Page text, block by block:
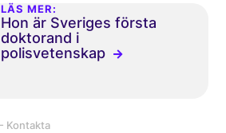
LÄS MER:
Hon är Sveriges första
doktorand i
polisvetenskap